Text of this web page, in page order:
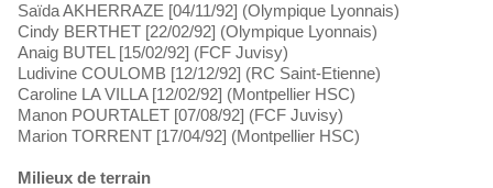
Saïda AKHERRAZE [04/11/92] (Olympique Lyonnais)
Cindy BERTHET [22/02/92] (Olympique Lyonnais)
Anaig BUTEL [15/02/92] (FCF Juvisy)
Ludivine COULOMB [12/12/92] (RC Saint-Etienne)
Caroline LA VILLA [12/02/92] (Montpellier HSC)
Manon POURTALET [07/08/92] (FCF Juvisy)
Marion TORRENT [17/04/92] (Montpellier HSC)
Milieux de terrain